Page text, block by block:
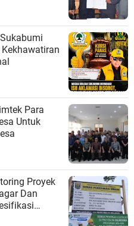
Para
Untuk
Proyek
Dan